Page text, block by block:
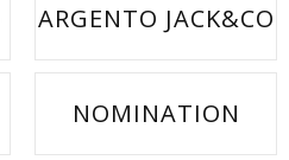
ARGENTO JACK&CO
NOMINATION